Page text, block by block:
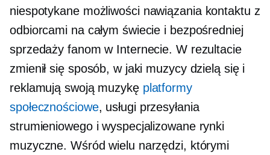
niespotykanemożliwości nawiązania kontaktu z
odbiorcami na całym świecie i bezpośredniej
sprzedaży fanom w Internecie. W rezultacie
zmienił się sposób, w jaki muzycy dzielą się i
reklamują swoją muzykę platformy
społecznościowe, usługi przesyłania
strumieniowego i wyspecjalizowane rynki
muzyczne. Wśród wielu narzędzi, którymi